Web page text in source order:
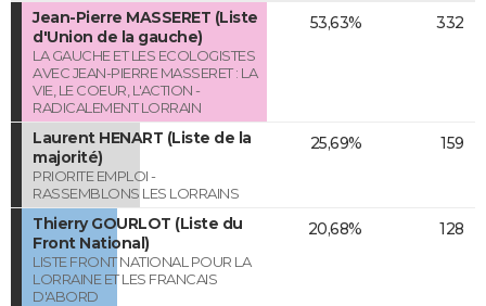
Jean-Pierre MASSERET (Liste
d'Union de la gauche)
LA GAUCHE ET LES ECOLOGISTES
AVEC JEAN-PIERRE MASSERET : LA
VIE, LE COEUR, L'ACTION -
RADICALEMENT LORRAIN
53,63% 332
Laurent HENART (Liste de la
majorité)
PRIORITE EMPLOI -
RASSEMBLONS LES LORRAINS
25,69% 159
Thierry GOURLOT (Liste du
Front National)
LISTE FRONT NATIONAL POUR LA
LORRAINE ET LES FRANCAIS
D'ABORD
20,68% 128